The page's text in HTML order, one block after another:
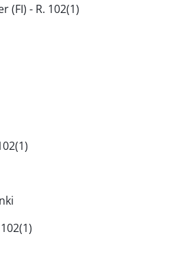
(FI) - R. 102(1)